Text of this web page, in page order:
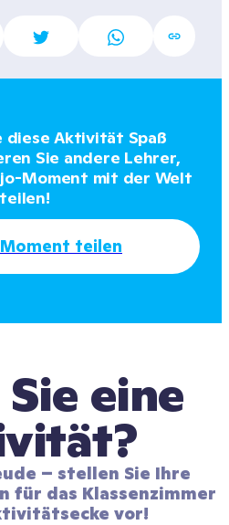
diese Aktivität Spaß
Sie andere Lehrer,
Moment mit der Welt
teilen!
teilen
eine
– stellen Sie Ihre
für das Klassenzimmer
vor!